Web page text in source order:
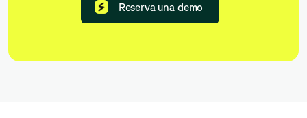
Reserva una demo